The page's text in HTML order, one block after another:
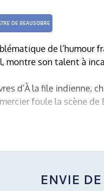
DE BEAUSOBRE
de l’humour
montre son talent à
d’À la file indienne,
foule la scène
ENVIE